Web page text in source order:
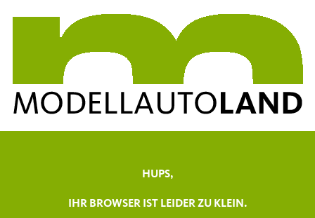
HUPS,
IHR BROWSER IST LEIDER ZU KLEIN.